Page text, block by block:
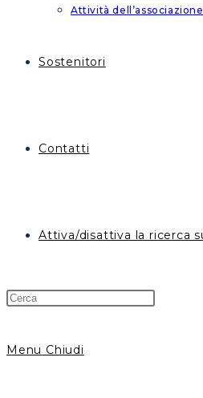
Attività dell’associazione
Sostenitori
Contatti
Attiva/disattiva la ricerca
Menu Chiudi